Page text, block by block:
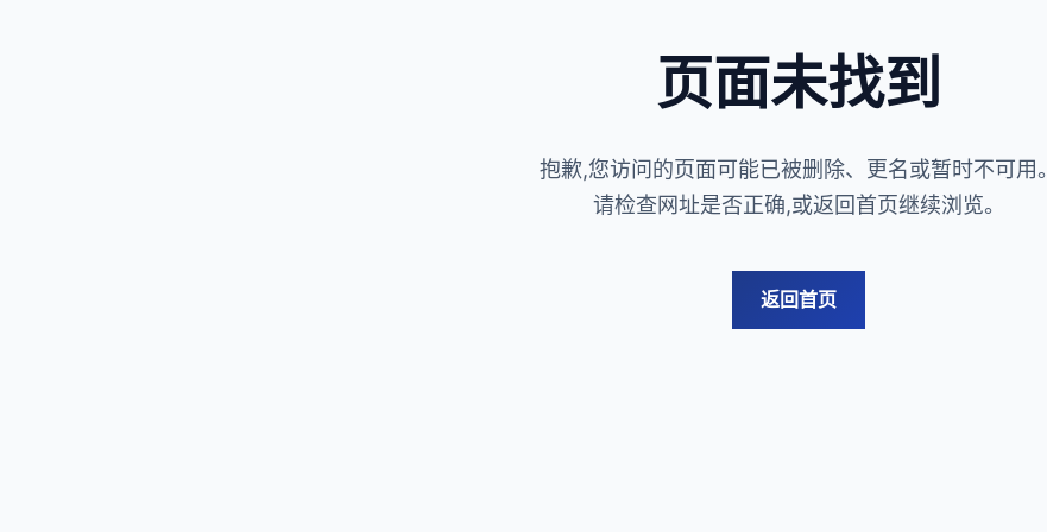
页面未找到
抱歉,您访问的页面可能已被删除、更名或暂时不可用。
请检查网址是否正确,或返回首页继续浏览。
返回首页